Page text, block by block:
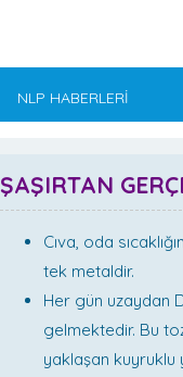
NLP HABERLERİ
ŞAŞIRTAN
Cıva, oda
tek metaldir.
Her gün uzaydan
gelmektedir. Bu
yaklaşan kuyruklu